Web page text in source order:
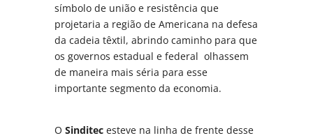
símbolo de união e resistência que
projetaria a região de Americana na defesa
da cadeia têxtil, abrindo caminho para que
os governos estadual e federal olhassem
de maneira mais séria para esse
importante segmento da economia.
OSinditec esteve na linha de frente desse